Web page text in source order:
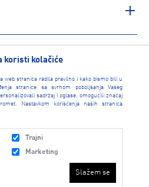
koristi kolačiće
web stranica radila pravilno i kako bismo bili u
stranice sa svrhom poboljšanja Vašeg
sadržaj i oglase, omogućili značaj
Nastavkom korišćenja naših stranica
Trajni
Marketing
Slažem se
created by Enetel Solutions